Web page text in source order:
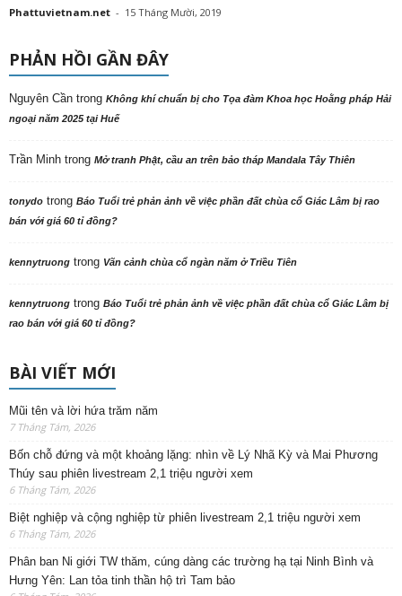
Phattuvietnam.net - 15 Tháng Mười, 2019
PHẢN HỒI GẦN ĐÂY
Nguyên Cần trong Không khí chuẩn bị cho Tọa đàm Khoa học Hoằng pháp Hải
ngoại năm 2025 tại Huế
Trần Minh trong Mở tranh Phật, cầu an trên bảo tháp Mandala Tây Thiên
tonydo trong Báo Tuổi trẻ phản ảnh về việc phần đất chùa cổ Giác Lâm bị rao
bán với giá 60 tỉ đồng?
kennytruong trong Vãn cảnh chùa cổ ngàn năm ở Triều Tiên
kennytruong trong Báo Tuổi trẻ phản ảnh về việc phần đất chùa cổ Giác Lâm bị
rao bán với giá 60 tỉ đồng?
BÀI VIẾT MỚI
Mũi tên và lời hứa trăm năm
7 Tháng Tám, 2026
Bốn chỗ đứng và một khoảng lặng: nhìn về Lý Nhã Kỳ và Mai Phương
Thúy sau phiên livestream 2,1 triệu người xem
6 Tháng Tám, 2026
Biệt nghiệp và cộng nghiệp từ phiên livestream 2,1 triệu người xem
6 Tháng Tám, 2026
Phân ban Ni giới TW thăm, cúng dàng các trường hạ tại Ninh Bình và
Hưng Yên: Lan tỏa tinh thần hộ trì Tam bảo